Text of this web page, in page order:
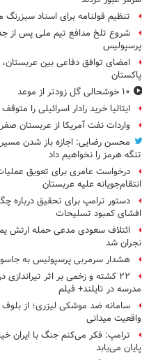
تنظیم قولنامه برای اسناد
شروع تلخ مدافع تیم ملی پس از
پرسپولیس
امضای توافق دفاعی بین عربستان،
پاکستان
۱۰ خوشحالی گل زودتر از موعد
ایتالیا خرید رادار اسرائیلی را
واردات نفت آمریکا از عربستان
محسن رضایی: اجازه باز شدن
تنگه هرمز را نخواهیم داد
درخواست عامری برای تعویق
انتقام‌جویانه علیه عربستان
دستور ترامپ برای تحقیق درباره
افشای کمبود تسلیحات
ائتلاف سعودی مدعی حمله ارتش
نجران شد
هشدار سرمربی پرسپولیس به
۲۲ کشته و زخمی بر اثر تیراندازی
مدرسه در تایلند+ فیلم
سامانه ضد موشکی لیزری؛ از
واقعیت میدانی
ترامپ: فکر می‌کنم جنگ با ایران
پایان می‌یابد